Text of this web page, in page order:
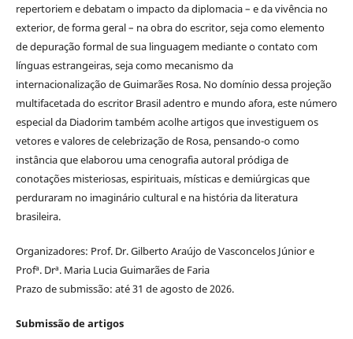
repertoriem e debatam o impacto da diplomacia – e da vivência no
exterior, de forma geral – na obra do escritor, seja como elemento
de depuração formal de sua linguagem mediante o contato com
línguas estrangeiras, seja como mecanismo da
internacionalização de Guimarães Rosa. No domínio dessa projeção
multifacetada do escritor Brasil adentro e mundo afora, este número
especial da Diadorim também acolhe artigos que investiguem os
vetores e valores de celebrização de Rosa, pensando-o como
instância que elaborou uma cenografia autoral pródiga de
conotações misteriosas, espirituais, místicas e demiúrgicas que
perduraram no imaginário cultural e na história da literatura
brasileira.
Organizadores: Prof. Dr. Gilberto Araújo de Vasconcelos Júnior e
Profª. Drª. Maria Lucia Guimarães de Faria
Prazo de submissão: até 31 de agosto de 2026.
Submissão de artigos